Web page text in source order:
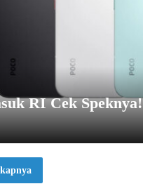
RI Cek Speknya!